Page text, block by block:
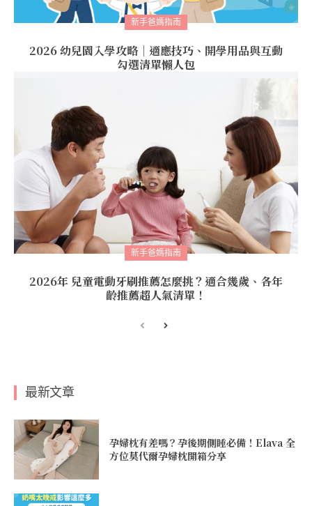
新手爸媽指南
2026 幼兒園入學攻略｜適應技巧、開學用品與互動
勾選清單懶人包
新手爸媽指南
2026年 兒童電動牙刷推薦怎麼挑？適合幾歲、各年
齡推薦超人氣清單！
最新文章
孕婦枕有差嗎？孕後期側睡必備！Elava 全
方位莫代爾孕婦枕開箱分享